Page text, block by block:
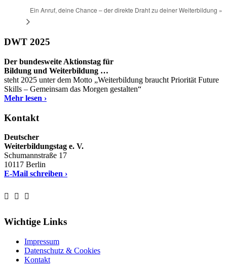
Ein Anruf, deine Chance – der direkte Draht zu deiner Weiterbildung »
DWT 2025
Der bundesweite Aktionstag für
Bildung und Weiterbildung …
steht 2025 unter dem Motto „Weiterbildung braucht Priorität Future
Skills – Gemeinsam das Morgen gestalten“
Mehr lesen ›
Kontakt
Deutscher
Weiterbildungstag e. V.
Schumannstraße 17
10117 Berlin
E-Mail schreiben ›
Wichtige Links
Impressum
Datenschutz & Cookies
Kontakt